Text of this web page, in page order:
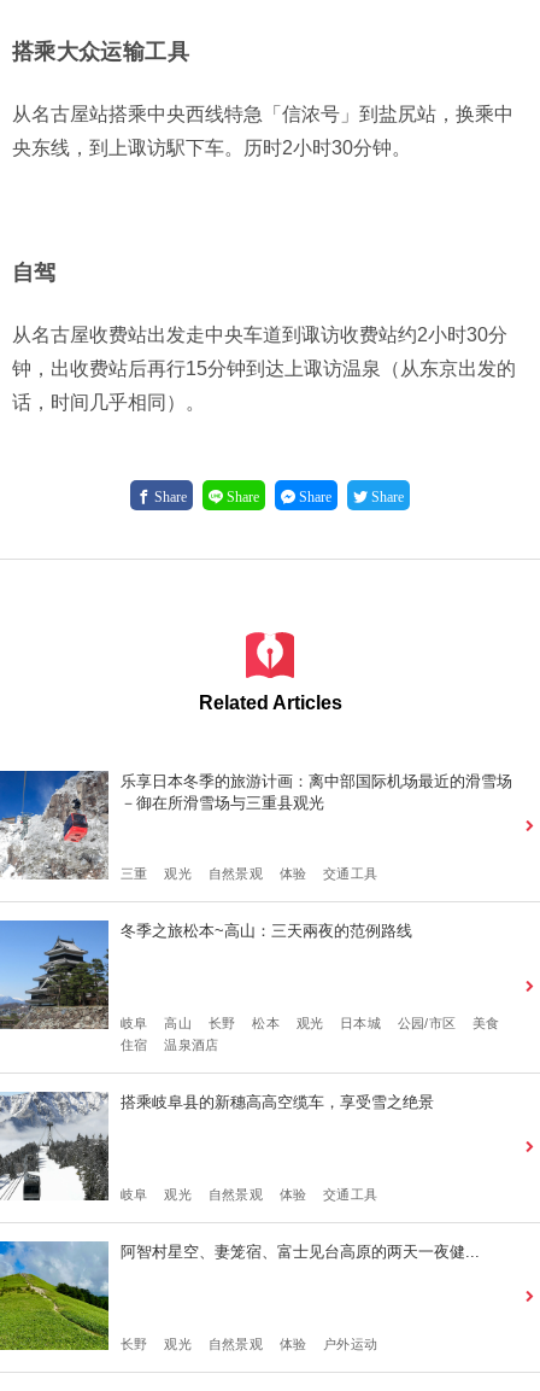
搭乘大众运输工具
从名古屋站搭乘中央西线特急「信浓号」到盐尻站，换乘中
央东线，到上诹访駅下车。历时2小时30分钟。
自驾
从名古屋收费站出发走中央车道到诹访收费站约2小时30分
钟，出收费站后再行15分钟到达上诹访温泉（从东京出发的
话，时间几乎相同）。
Share Share Share Share
Related Articles
乐享日本冬季的旅游计画：离中部国际机场最近的滑雪场
－御在所滑雪场与三重县观光
三重 观光 自然景观 体验 交通工具
冬季之旅松本~高山：三天兩夜的范例路线
岐阜 高山 长野 松本 观光 日本城 公园/市区
美食
住宿
温泉酒店
搭乘岐阜县的新穗高高空缆车，享受雪之绝景
岐阜 观光 自然景观 体验 交通工具
阿智村星空、妻笼宿、富士见台高原的两天一夜健...
长野 观光 自然景观 体验 户外运动